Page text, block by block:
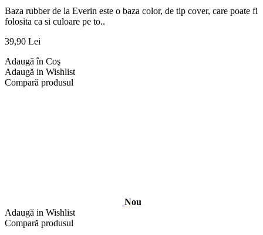
Baza rubber de la Everin este o baza color, de tip cover, care poate fi
folosita ca si culoare pe to..
39,90 Lei
Adaugă în Coş
Adaugă in Wishlist
Compară produsul
Nou
Adaugă in Wishlist
Compară produsul